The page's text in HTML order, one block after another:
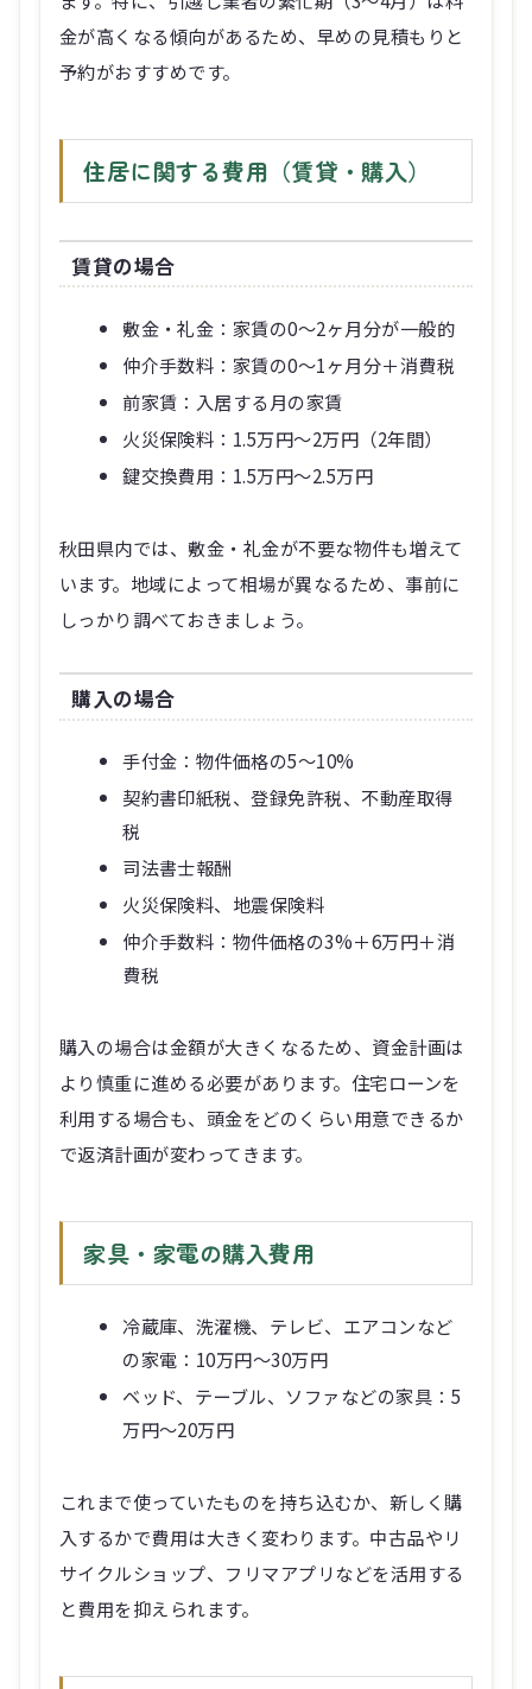
金が高くなる傾向があるため、早めの見積もりと
予約がおすすめです。
住居に関する費用（賃貸・購入）
賃貸の場合
敷金・礼金：家賃の0～2ヶ月分が一般的
仲介手数料：家賃の0～1ヶ月分＋消費税
前家賃：入居する月の家賃
火災保険料：1.5万円～2万円（2年間）
鍵交換費用：1.5万円～2.5万円
秋田県内では、敷金・礼金が不要な物件も増えて
います。地域によって相場が異なるため、事前に
しっかり調べておきましょう。
購入の場合
手付金：物件価格の5～10%
契約書印紙税、登録免許税、不動産取得
税
司法書士報酬
火災保険料、地震保険料
仲介手数料：物件価格の3%＋6万円＋消
費税
購入の場合は金額が大きくなるため、資金計画は
より慎重に進める必要があります。住宅ローンを
利用する場合も、頭金をどのくらい用意できるか
で返済計画が変わってきます。
家具・家電の購入費用
冷蔵庫、洗濯機、テレビ、エアコンなど
の家電：10万円～30万円
ベッド、テーブル、ソファなどの家具：5
万円～20万円
これまで使っていたものを持ち込むか、新しく購
入するかで費用は大きく変わります。中古品やリ
サイクルショップ、フリマアプリなどを活用する
と費用を抑えられます。